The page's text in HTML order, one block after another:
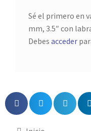
Sé el primero en
mm, 3.5″ con
Debes acceder